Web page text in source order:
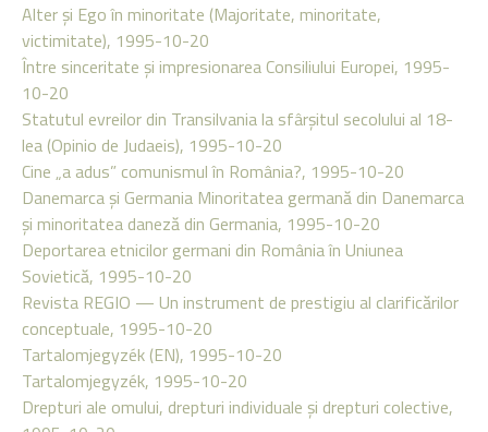
Alter şi Ego în minoritate (Majoritate, minoritate,
victimitate), 1995-10-20
Între sinceritate şi impresionarea Consiliului Europei, 1995-
10-20
Statutul evreilor din Transilvania la sfârşitul secolului al 18-
lea (Opinio de Judaeis), 1995-10-20
Cine „a adus” comunismul în România?, 1995-10-20
Danemarca şi Germania Minoritatea germană din Danemarca
şi minoritatea daneză din Germania, 1995-10-20
Deportarea etnicilor germani din România în Uniunea
Sovietică, 1995-10-20
Revista REGIO — Un instrument de prestigiu al clarificărilor
conceptuale, 1995-10-20
Tartalomjegyzék (EN), 1995-10-20
Tartalomjegyzék, 1995-10-20
Drepturi ale omului, drepturi individuale şi drepturi colective,